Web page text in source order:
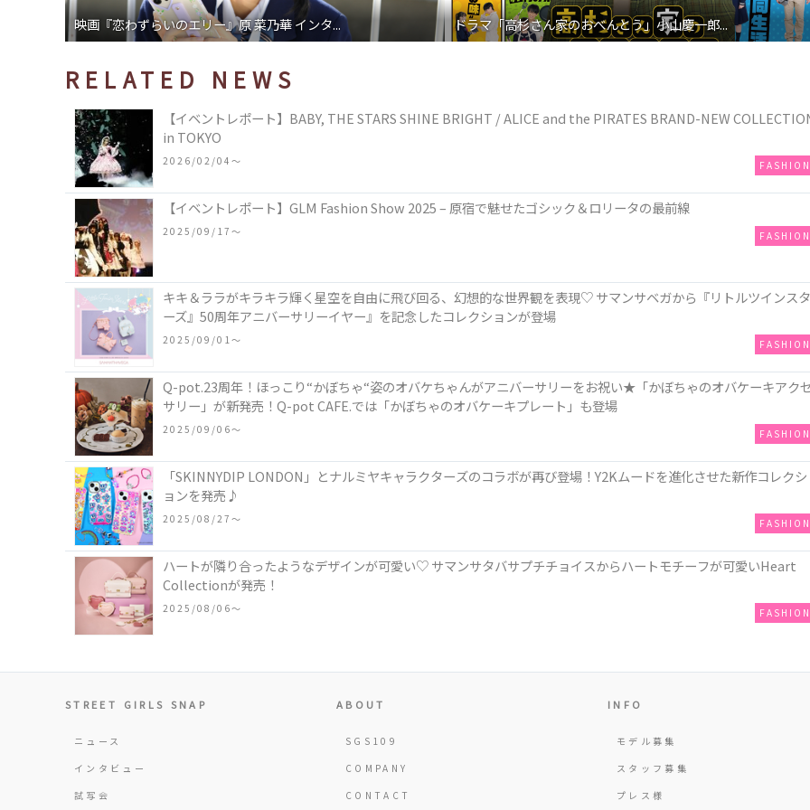
映画『恋わずらいのエリー』原 菜乃華 インタ... ドラマ「高杉さん家のおべんとう」小山慶一郎...
RELATED NEWS
【イベントレポート】BABY, THE STARS SHINE BRIGHT / ALICE and the PIRATES BRAND-NEW
in TOKYO
2026/02/04〜 FASHION
【イベントレポート】GLM Fashion Show 2025 – 原宿で魅せたゴシック＆ロリータの最前線
2025/09/17〜 FASHION
キキ＆ララがキラキラ輝く星空を自由に飛び回る、幻想的な世界観を表現♡ サマンサベガから『リトルツインスタ
ーズ』50周年アニバーサリーイヤー』を記念したコレクションが登場
2025/09/01〜 FASHION
Q-pot.23周年！ほっこり“かぼちゃ“姿のオバケちゃんがアニバーサリーをお祝い★「かぼちゃのオバケーキアクセ
サリー」が新発売！Q-pot CAFE.では「かぼちゃのオバケーキプレート」も登場
2025/09/06〜 FASHION
「SKINNYDIP LONDON」とナルミヤキャラクターズのコラボが再び登場！Y2Kムードを進化させた新作コレクシ
ョンを発売♪
2025/08/27〜 FASHION
ハートが隣り合ったようなデザインが可愛い♡ サマンサタバサプチチョイスからハートモチーフが可愛いHeart
Collectionが発売！
2025/08/06〜 FASHION
STREET GIRLS SNAP
ニュース
インタビュー
試写会
ABOUT
SGS109
COMPANY
CONTACT
INFO
モデル募集
スタッフ募集
プレス様